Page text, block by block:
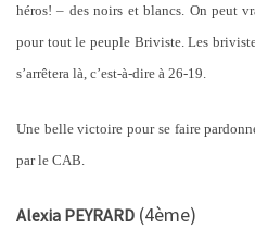
héros! – des noirs et blancs. On peut
pour tout le peuple Briviste. Les
s’arrêtera là, c’est-à-dire à 26-19.
Une belle victoire pour se faire
par le CAB.
Alexia PEYRARD (4ème)